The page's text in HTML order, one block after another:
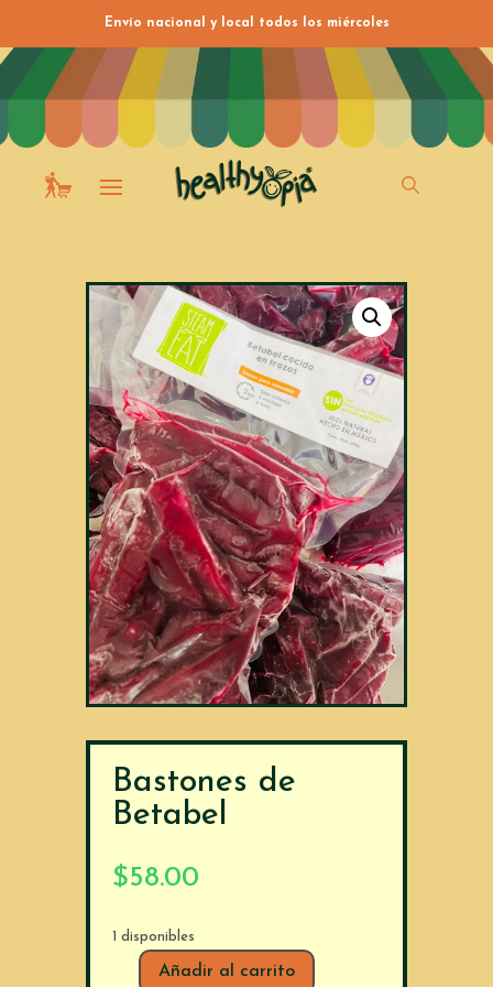
Envío nacional y local todos los miércoles
Bastones de
Betabel
$58.00
1 disponibles
Bastones
Añadir al carrito